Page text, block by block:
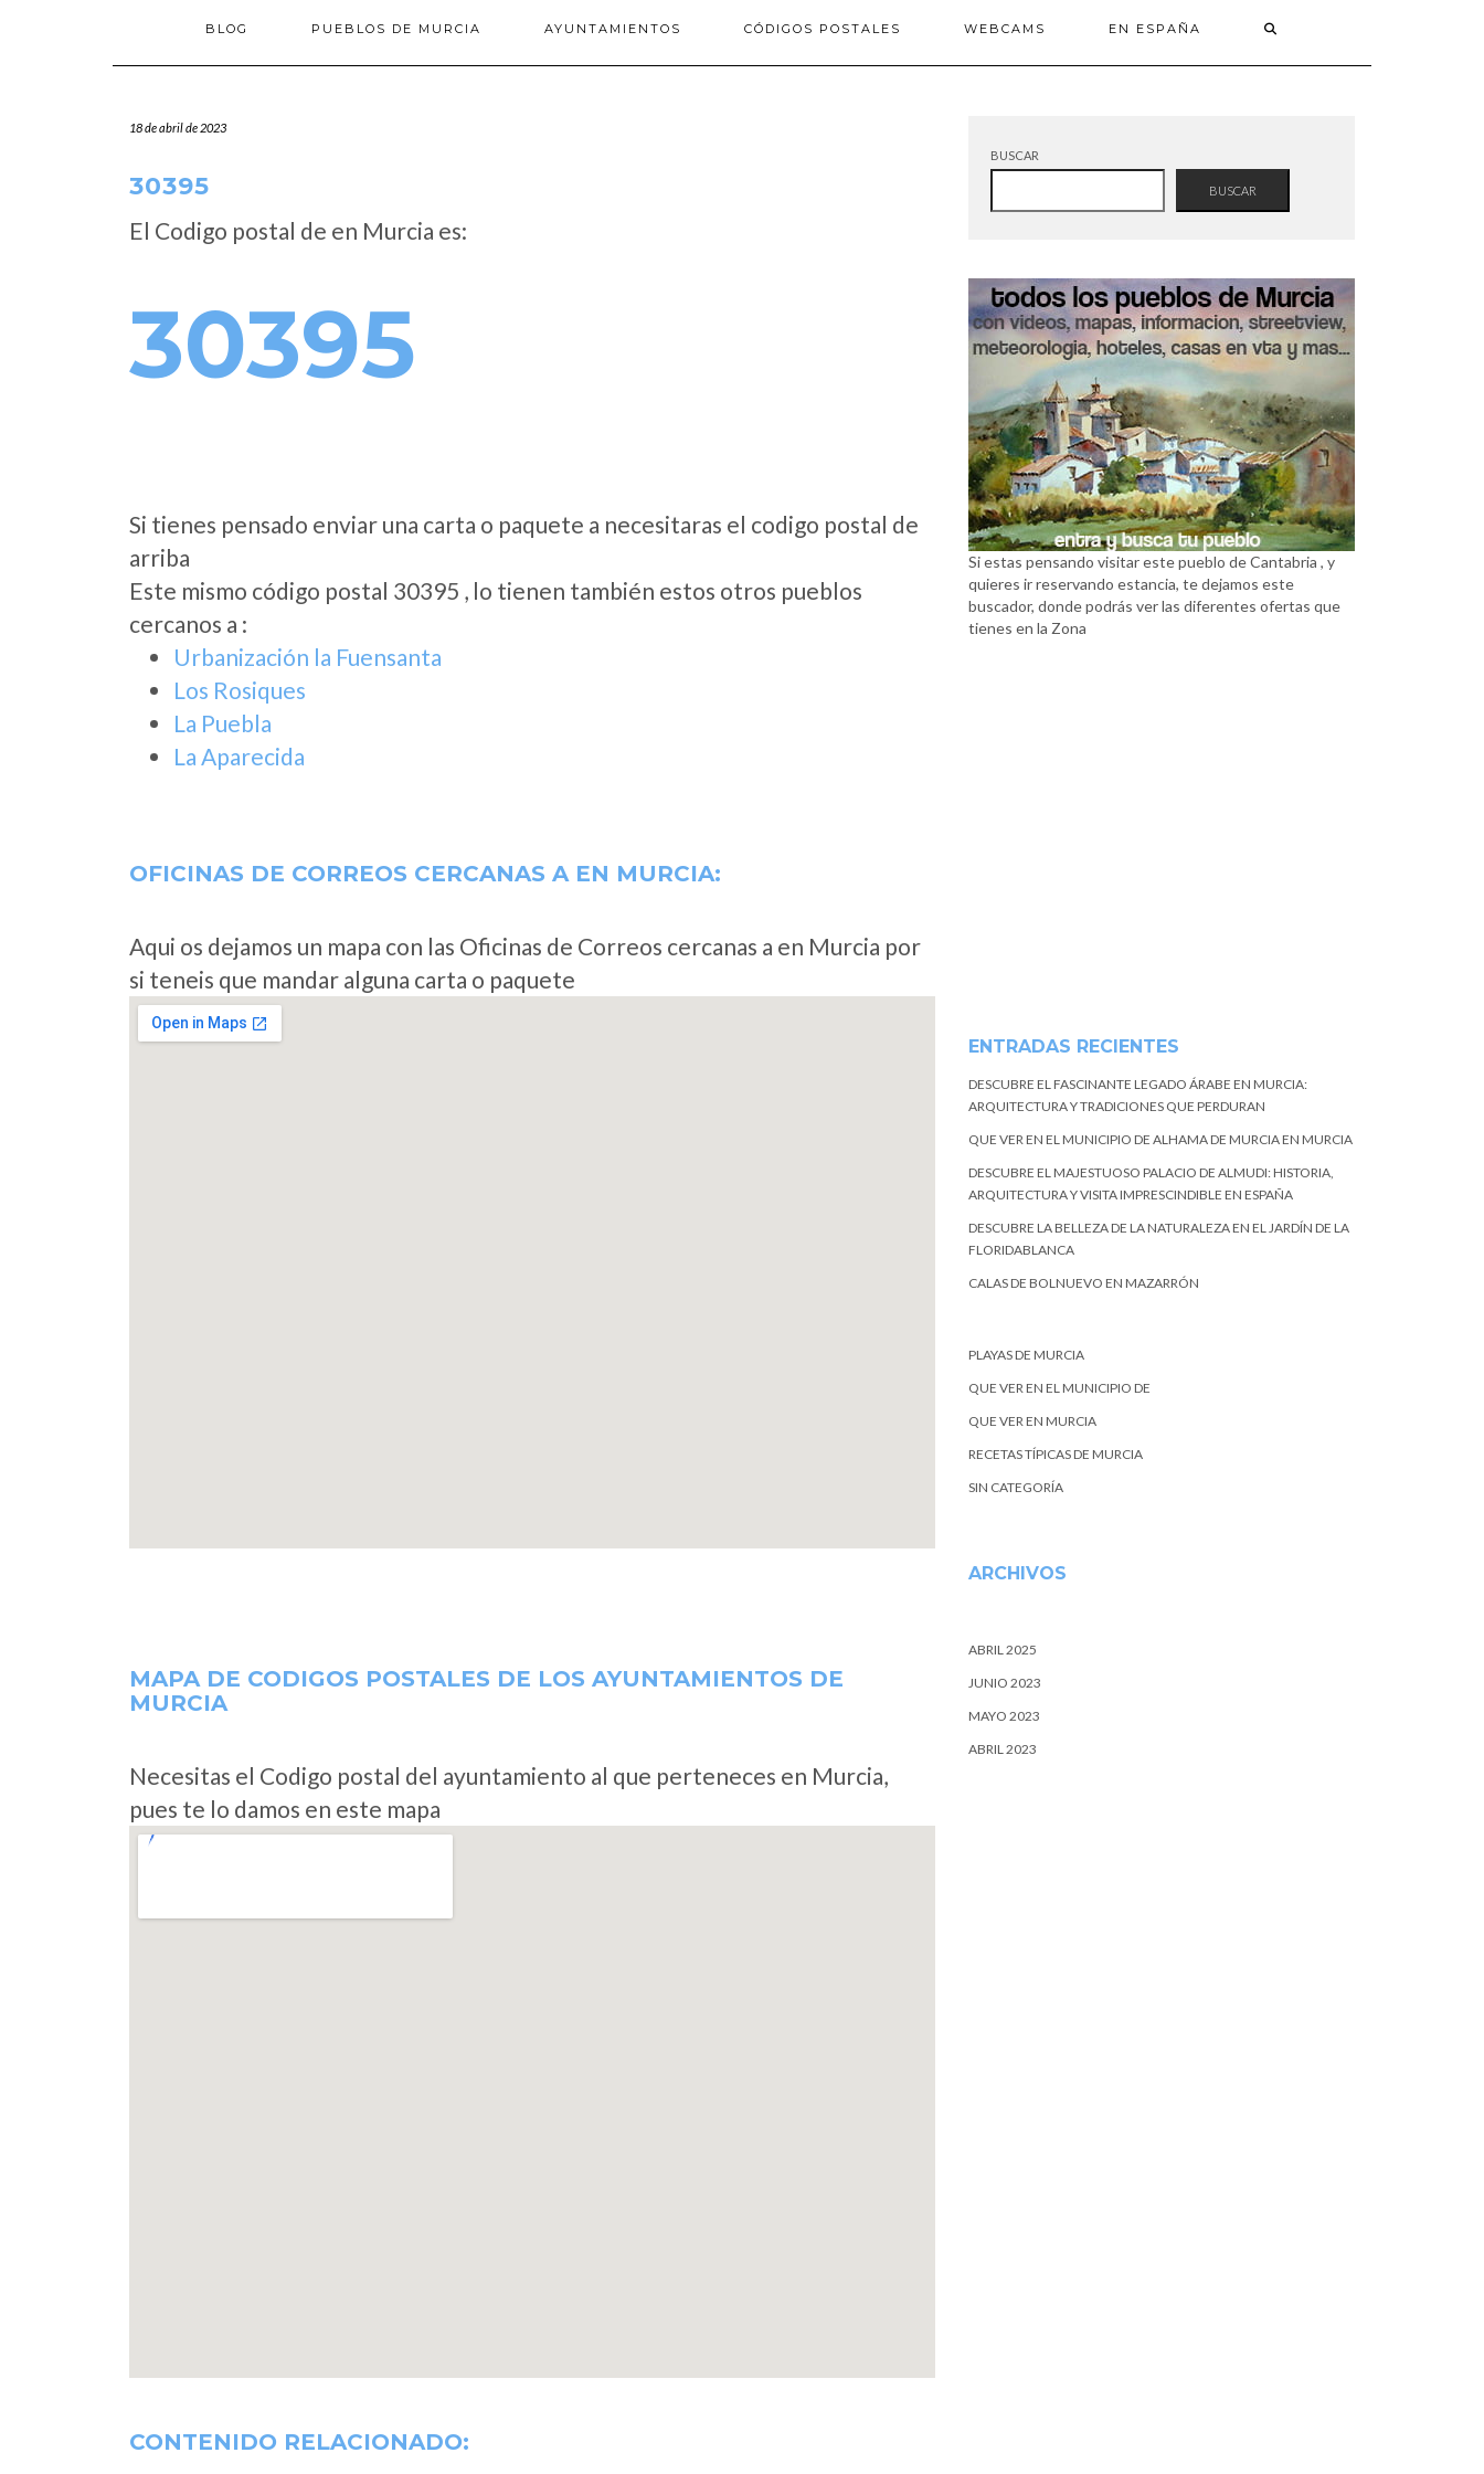
BLOG PUEBLOS DE MURCIA AYUNTAMIENTOS CÓDIGOS POSTALES WEBCAMS EN ESPAÑA
18 de abril de 2023
30395
El Codigo postal de en Murcia es:
30395
Si tienes pensado enviar una carta o paquete a necesitaras el codigo postal de
arriba
Este mismo código postal 30395 , lo tienen también estos otros pueblos
cercanos a :
Urbanización la Fuensanta
Los Rosiques
La Puebla
La Aparecida
OFICINAS DE CORREOS CERCANAS A EN MURCIA:
Aqui os dejamos un mapa con las Oficinas de Correos cercanas a en Murcia por
si teneis que mandar alguna carta o paquete
MAPA DE CODIGOS POSTALES DE LOS AYUNTAMIENTOS DE
MURCIA
Necesitas el Codigo postal del ayuntamiento al que perteneces en Murcia,
pues te lo damos en este mapa
CONTENIDO RELACIONADO:
BUSCAR
BUSCAR
Si estas pensando visitar este pueblo de Cantabria , y
quieres ir reservando estancia, te dejamos este
buscador, donde podrás ver las diferentes ofertas que
tienes en la Zona
ENTRADAS RECIENTES
DESCUBRE EL FASCINANTE LEGADO ÁRABE EN MURCIA:
ARQUITECTURA Y TRADICIONES QUE PERDURAN
QUE VER EN EL MUNICIPIO DE ALHAMA DE MURCIA EN MURCIA
DESCUBRE EL MAJESTUOSO PALACIO DE ALMUDI: HISTORIA,
ARQUITECTURA Y VISITA IMPRESCINDIBLE EN ESPAÑA
DESCUBRE LA BELLEZA DE LA NATURALEZA EN EL JARDÍN DE LA
FLORIDABLANCA
CALAS DE BOLNUEVO EN MAZARRÓN
PLAYAS DE MURCIA
QUE VER EN EL MUNICIPIO DE
QUE VER EN MURCIA
RECETAS TÍPICAS DE MURCIA
SIN CATEGORÍA
ARCHIVOS
ABRIL 2025
JUNIO 2023
MAYO 2023
ABRIL 2023